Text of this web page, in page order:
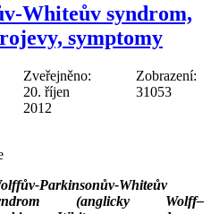
Whiteův syndrom,
symptomy
Zveřejněno:
20. říjen
2012
Zobrazení:
31053
Parkinsonův-Whiteův
(anglicky Wolff–